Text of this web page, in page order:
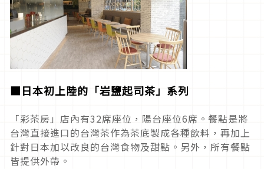
■日本初上陸的「岩鹽起司茶」系列
「彩茶房」店內有32席座位，陽台座位6席。餐點是將
台灣直接進口的台灣茶作為茶底製成各種飲料，再加上
針對日本加以改良的台灣食物及甜點。另外，所有餐點
皆提供外帶。